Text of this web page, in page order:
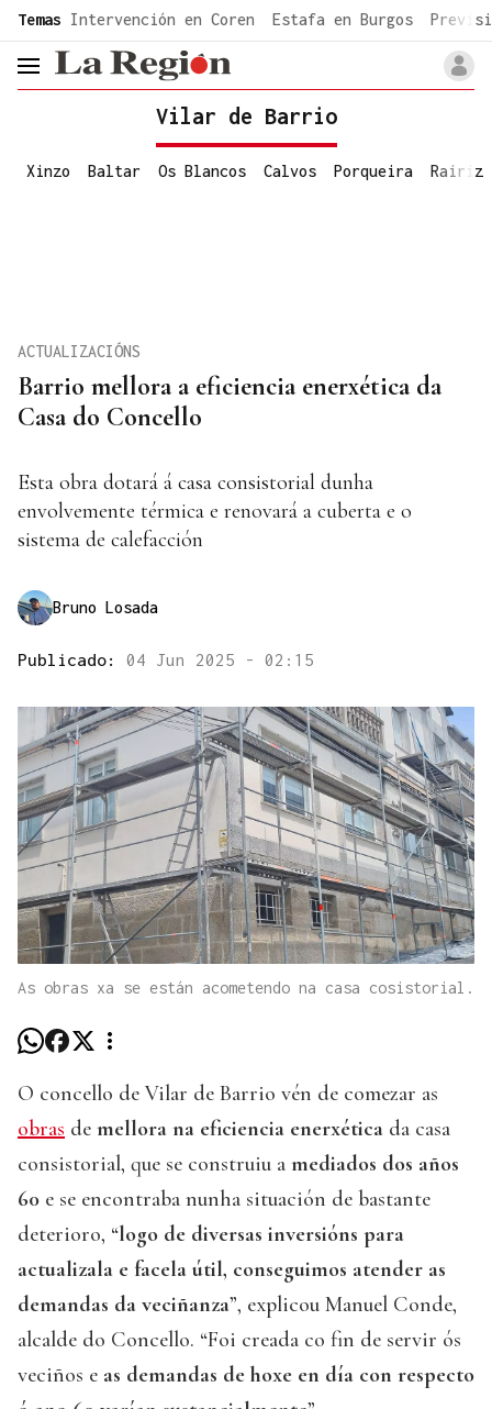
common.go-to-content
Temas Intervención en Coren Estafa en Burgos
header.menu.open
Vilar de Barrio
Xinzo Baltar Os Blancos Calvos Porqueira Rairiz
Barrio mellora a eficiencia enerxética da
Casa do Concello
ACTUALIZACIÓNS
Esta obra dotará á casa consistorial dunha
envolvemente térmica e renovará a cuberta e o
sistema de calefacción
Bruno Losada
Publicado: 04 Jun 2025 - 02:15
As obras xa se están acometendo na casa cosistorial.
O concello de Vilar de Barrio vén de comezar as
obras de mellora na eficiencia enerxética da casa
consistorial, que se construiu a mediados dos años
60 e se encontraba nunha situación de bastante
deterioro, “logo de diversas inversións para
actualizala e facela útil, conseguimos atender as
demandas da veciñanza”, explicou Manuel Conde,
alcalde do Concello. “Foi creada co fin de servir ós
veciños e as demandas de hoxe en día con respecto